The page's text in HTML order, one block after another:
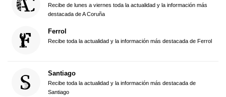
Recibe de lunes a viernes toda la actualidad y la información más
destacada de A Coruña
Ferrol
Recibe toda la actualidad y la información más destacada de Ferrol
Santiago
Recibe toda la actualidad y la información más destacada de
Santiago